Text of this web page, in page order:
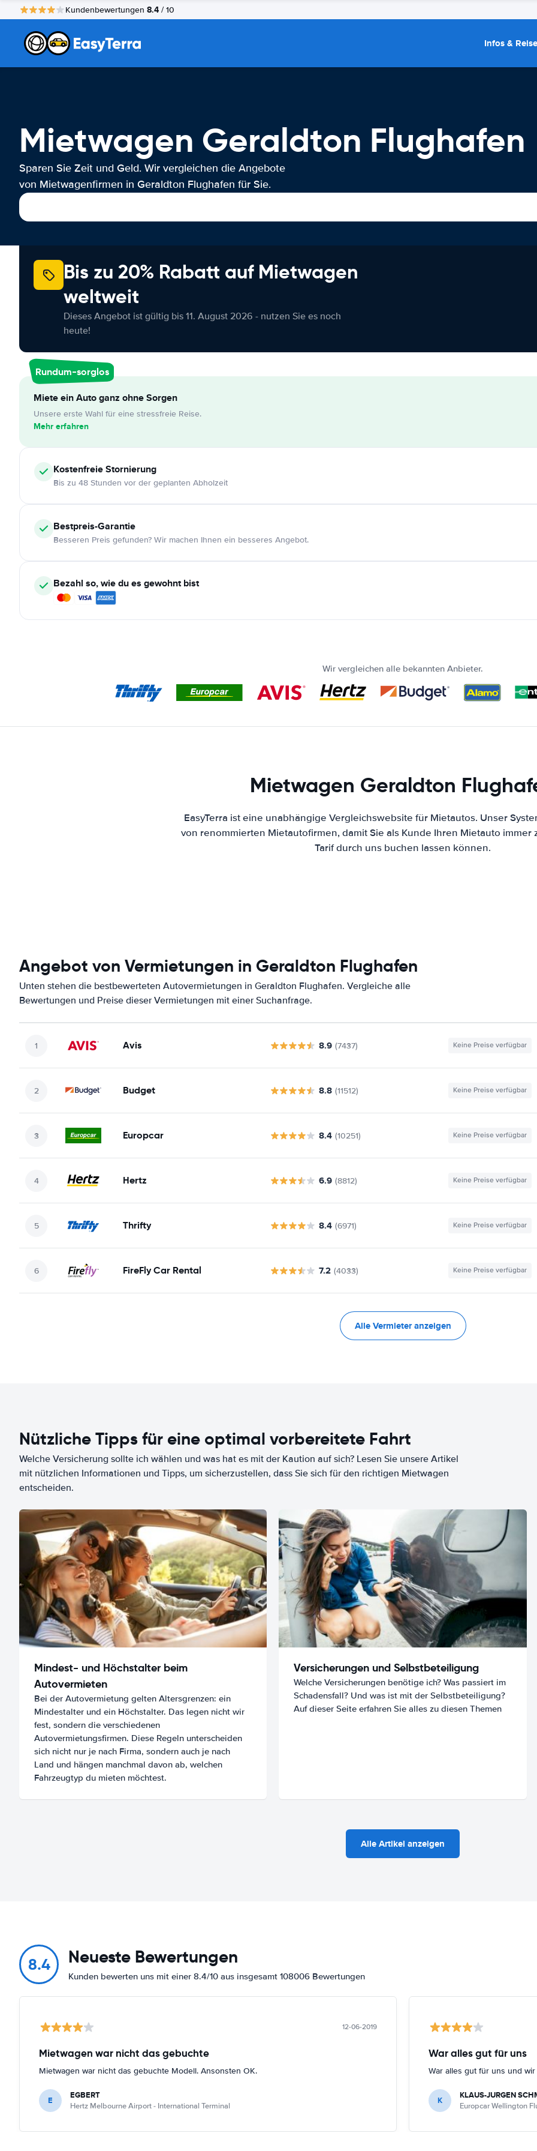
Kundenbewertungen 8.4 / 10
Infos &
Mietwagen Geraldton Flughafen
Sparen Sie Zeit und Geld. Wir vergleichen die Angebote
von Mietwagenfirmen in Geraldton Flughafen für Sie.
Bis zu 20% Rabatt auf Mietwagen
weltweit
Dieses Angebot ist gültig bis 11. August 2026 - nutzen Sie es noch
heute!
Rundum-sorglos
Miete ein Auto ganz ohne Sorgen
Unsere erste Wahl für eine stressfreie Reise.
Mehr erfahren
KostenfreieStornierung
Bis zu 48 Stunden vor der geplanten Abholzeit
Bestpreis-Garantie
Besseren Preis gefunden? Wir machen Ihnen ein besseres Angebot.
Bezahl so, wie du es gewohnt bist
Wir vergleichen alle bekannten Anbieter.
Mietwagen Geraldton
EasyTerra ist eine unabhängige Vergleichswebsite für Mietautos. Unser
von renommierten Mietautofirmen, damit Sie als Kunde Ihren Mietauto immer
Tarif durch uns buchen lassen können.
Angebot von Vermietungen in Geraldton Flughafen
Unten stehen die bestbewerteten Autovermietungen in Geraldton Flughafen. Vergleiche alle
Bewertungen und Preise dieser Vermietungen mit einer Suchanfrage.
Avis 8.9 (7437) Keine Preise verfügbar
Budget 8.8 (11512) Keine Preise verfügbar
Europcar 8.4 (10251) Keine Preise verfügbar
Hertz 6.9 (8812) Keine Preise verfügbar
Thrifty 8.4 (6971) Keine Preise verfügbar
FireFly Car Rental 7.2 (4033) Keine Preise verfügbar
Alle Vermieter anzeigen
Nützliche Tipps für eine optimal vorbereitete Fahrt
Welche Versicherung sollte ich wählen und was hat es mit der Kaution auf sich? Lesen Sie unsere Artikel
mit nützlichen Informationen und Tipps, um sicherzustellen, dass Sie sich für den richtigen Mietwagen
entscheiden.
Mindest- und Höchstalter beim
Autovermieten
Bei der Autovermietung gelten Altersgrenzen: ein
Mindestalter und ein Höchstalter. Das legen nicht wir
fest, sondern die verschiedenen
Autovermietungsfirmen. Diese Regeln unterscheiden
sich nicht nur je nach Firma, sondern auch je nach
Land und hängen manchmal davon ab, welchen
Fahrzeugtyp du mieten möchtest.
Versicherungen und Selbstbeteiligung
Welche Versicherungen benötige ich? Was passiert im
Schadensfall? Und was ist mit der Selbstbeteiligung?
Auf dieser Seite erfahren Sie alles zu diesen Themen
Alle Artikel anzeigen
8.4 Neueste Bewertungen
Kunden bewerten uns mit einer 8.4/10 aus insgesamt 108006 Bewertungen
12-06-2019
Mietwagen war nicht das gebuchte
Mietwagen war nicht das gebuchte Modell. Ansonsten OK.
E EGBERT
Hertz Melbourne Airport - International Terminal
War alles gut für uns
War alles gut für uns und
K KLAUS-JURGEN
Europcar Wellington